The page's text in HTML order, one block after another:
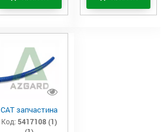
САТ запчастина
Код: 5417108 (1)